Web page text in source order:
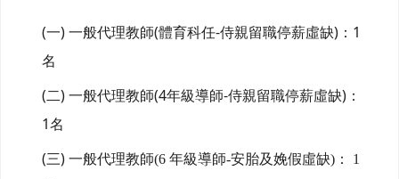
(一) 一般代理教師(體育科任-侍親留職停薪虛缺) ： 1
名
(二) 一般代理教師(4年級導師-侍親留職停薪虛缺) ：
1名
(三) 一般代理教師(6 年級導師-安胎及娩假虛缺)： 1